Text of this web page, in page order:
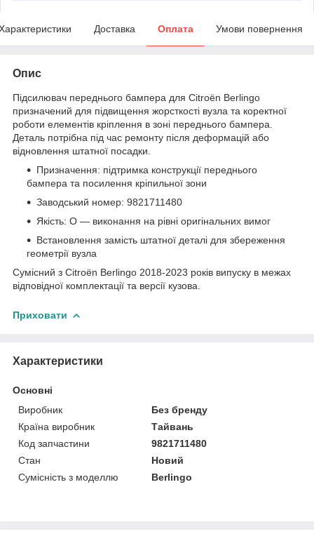
Доставка Оплата Умови повернення
Опис
Підсилювач переднього бампера для Citroën Berlingo
призначений для підвищення жорсткості вузла та коректної
роботи елементів кріплення в зоні переднього бампера.
Деталь потрібна під час ремонту після деформацій або
відновлення штатної посадки.
Призначення: підтримка конструкції переднього
бампера та посилення кріпильної зони
Заводський номер: 9821711480
Якість: O — виконання на рівні оригінальних вимог
Встановлення замість штатної деталі для збереження
геометрії вузла
Сумісний з Citroën Berlingo 2018-2023 років випуску в межах
відповідної комплектації та версії кузова.
Приховати
Характеристики
Основні
Виробник
Без бренду
Країна виробник
Тайвань
Код запчастини
9821711480
Стан
Новий
Сумісність з моделлю
Berlingo